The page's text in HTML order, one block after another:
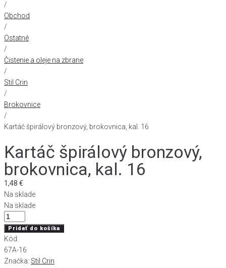
/
Obchod
/
Ostatné
/
Čistenie a oleje na zbrane
/
Stil Crin
/
Brokovnice
/
Kartáč špirálový bronzový, brokovnica, kal. 16
Kartáč špirálový bronzový,
brokovnica, kal. 16
1,48 €
Na sklade
Na sklade
množstvo
Kartáč
špirálový
bronzový,
brokovnica,
Pridať do košíka
Kód:
67A-16
Značka: Stil Crin